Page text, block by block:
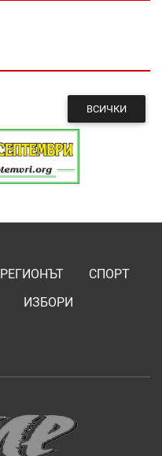
ВСИЧКИ
РЕГИОНЪТ
СПОРТ
ИЗБОРИ